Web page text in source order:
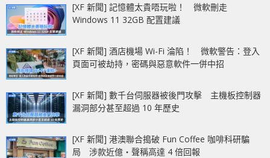
[XF 新聞] 記憶體太貴唔玩啦！ 微軟刪走
Windows 11 32GB 配置建議
[XF 新聞] 酒店機場 Wi-Fi 淪陷！ 微軟警告：登入
頁面可被劫持，密碼與惡意軟件一併中招
[XF 新聞] 數千台伺服器被後門攻擊 主機板控制器
漏洞部分甚至超過 10 年歷史
[XF 新聞] 港澳聯合搗破 Fun Coffee 咖啡科研騙
局 涉款近億‧聲稱高達 4 倍回報